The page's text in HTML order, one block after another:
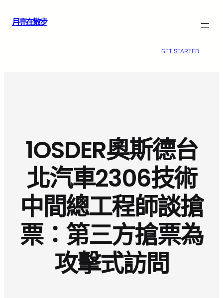
月亮在散步
GET STARTED
1OSDER奧斯德台
北汽車2306技術
中間總工程師談搶
票：第三方搶票為
攻擊式訪問